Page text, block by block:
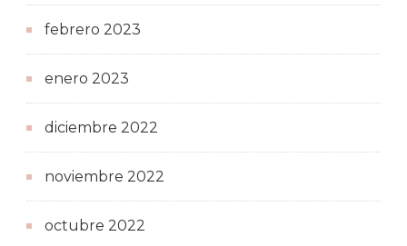
febrero 2023
enero 2023
diciembre 2022
noviembre 2022
octubre 2022